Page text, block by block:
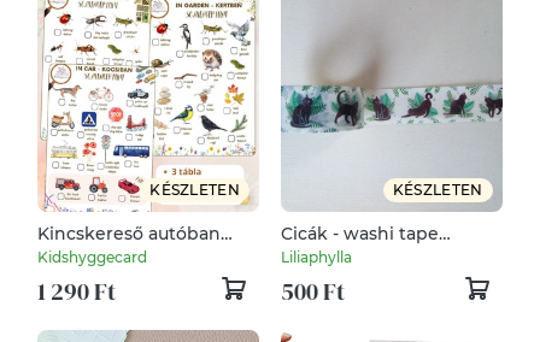
KÉSZLETEN
Kincskereső autóban
kertben
Kidshyggecard
1 290 Ft
KÉSZLETEN
Cicák - washi tape
(dekortapasz)
Liliaphylla
500 Ft